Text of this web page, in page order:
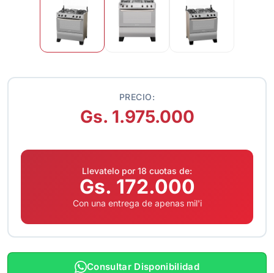
PRECIO:
Gs. 1.975.000
Llevatelo por 18 cuotas de:
Gs. 172.000
Con una entrega de apenas mil'i
Consultar Disponibilidad